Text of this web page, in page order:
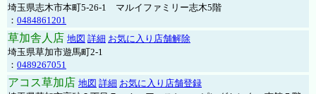
埼玉県志木市本町5-26-1 マルイファミリー志木5階
： 0484861201
草加舎人店 地図 詳細 お気に入り店舗解除
埼玉県草加市遊馬町2-1
： 0489267051
アコス草加店 地図 詳細 お気に入り店舗登録